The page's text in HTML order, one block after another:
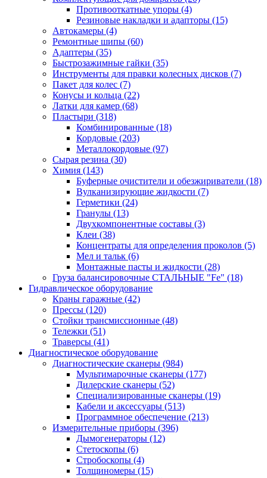
Противооткатные упоры (4)
Резиновые накладки и адапторы (15)
Автокамеры (4)
Ремонтные шипы (60)
Адаптеры (35)
Быстрозажимные гайки (35)
Инструменты для правки колесных дисков (7)
Пакет для колес (7)
Конусы и кольца (22)
Латки для камер (68)
Пластыри (318)
Комбинированные (18)
Кордовые (203)
Металлокордовые (97)
Сырая резина (30)
Химия (143)
Буферные очистители и обезжириватели (18)
Вулканизирующие жидкости (7)
Герметики (24)
Гранулы (13)
Двухкомпонентные составы (3)
Клеи (38)
Концентраты для определения проколов (5)
Мел и тальк (6)
Монтажные пасты и жидкости (28)
Груза балансировочные СТАЛЬНЫЕ "Fe" (18)
Гидравлическое оборудование
Краны гаражные (42)
Прессы (120)
Стойки трансмиссионные (48)
Тележки (51)
Траверсы (41)
Диагностическое оборудование
Диагностические сканеры (984)
Мультимарочные сканеры (177)
Дилерские сканеры (52)
Специализированные сканеры (19)
Кабели и аксессуары (513)
Программное обеспечение (213)
Измерительные приборы (396)
Дымогенераторы (12)
Стетоскопы (6)
Стробоскопы (4)
Толщиномеры (15)